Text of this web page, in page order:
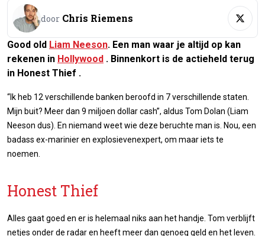
door Chris Riemens
Good old Liam Neeson. Een man waar je altijd op kan
rekenen in Hollywood . Binnenkort is de actieheld terug
in Honest Thief .
“Ik heb 12 verschillende banken beroofd in 7 verschillende staten.
Mijn buit? Meer dan 9 miljoen dollar cash”, aldus Tom Dolan (Liam
Neeson dus). En niemand weet wie deze beruchte man is. Nou, een
badass ex-marinier en explosievenexpert, om maar iets te
noemen.
Honest Thief
Alles gaat goed en er is helemaal niks aan het handje. Tom verblijft
netjes onder de radar en heeft meer dan genoeg geld en het leven.